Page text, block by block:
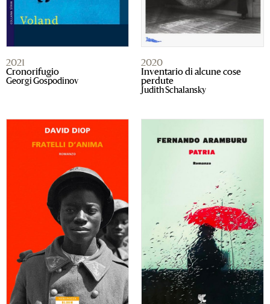
2021
Cronorifugio
Georgi Gospodinov
2020
Inventario di alcune cose
perdute
Judith Schalansky